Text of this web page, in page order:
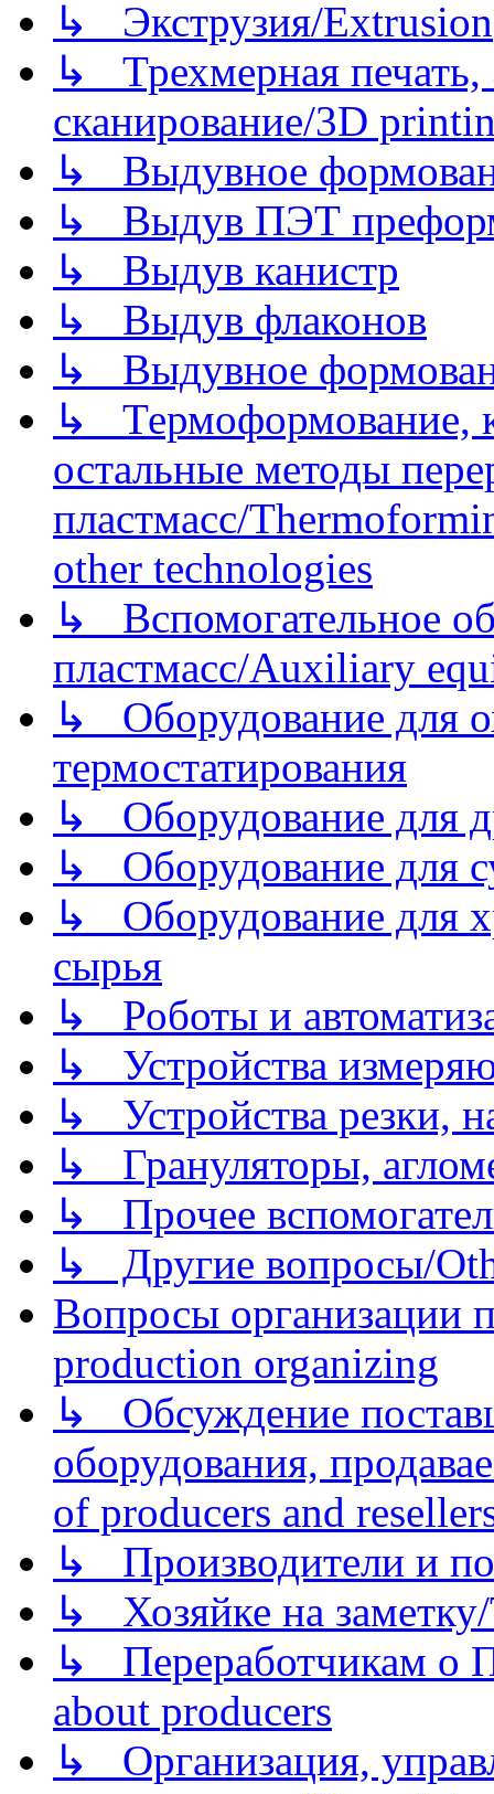
↳ Экструзия/Extrusion
↳ Трехмерная
сканирование/3D
↳ Выдувное
↳ Выдув ПЭТ
↳ Выдув канистр
↳ Выдув флаконов
↳ Выдувное
↳ Термоформование,
остальные методы
пластмасс/
other technologies
↳ Вспомогательное
пластмасс/Auxiliary
↳ Оборудование для
термостатирования
↳ Оборудование для
↳ Оборудование для
↳ Оборудование для
сырья
↳ Роботы и
↳ Устройства
↳ Устройства резки,
↳ Грануляторы,
↳ Прочее
↳ Другие вопросы/
Вопросы организации
production organizing
↳ Обсуждение
оборудования,
of producers and
↳ Производители и
↳ Хозяйке на
↳ Переработчикам о
about producers
↳ Организация,